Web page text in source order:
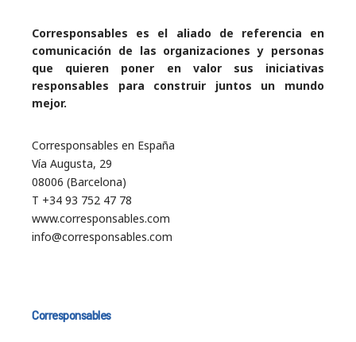
Corresponsables es el aliado de referencia en
comunicación de las organizaciones y personas
que quieren poner en valor sus iniciativas
responsables para construir juntos un mundo
mejor.
Corresponsables en España
Vía Augusta, 29
08006 (Barcelona)
T +34 93 752 47 78
www.corresponsables.com
info@corresponsables.com
Corresponsables